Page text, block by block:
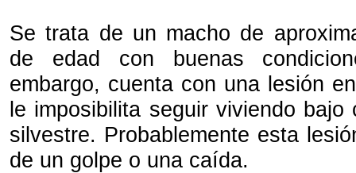
Se trata de un macho de
de edad con buenas
embargo, cuenta con una lesión
le imposibilita seguir viviendo bajo
silvestre. Probablemente esta
de un golpe o una caída.